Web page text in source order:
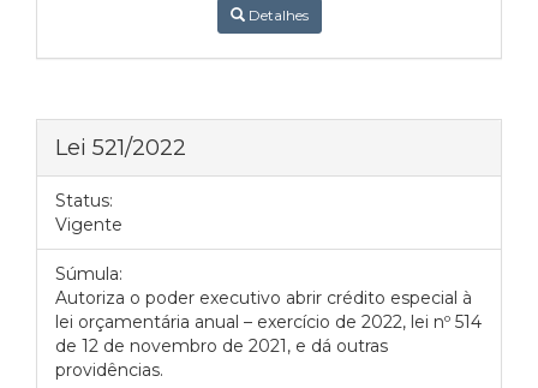
Detalhes
Lei 521/2022
Status:
Vigente
Súmula:
Autoriza o poder executivo abrir crédito especial à
lei orçamentária anual – exercício de 2022, lei nº 514
de 12 de novembro de 2021, e dá outras
providências.